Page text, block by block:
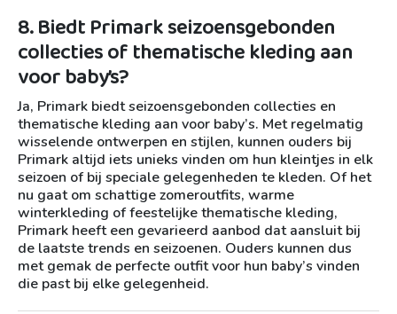
8. Biedt Primark seizoensgebonden
collecties of thematische kleding aan
voor baby’s?
Ja, Primark biedt seizoensgebonden collecties en
thematische kleding aan voor baby’s. Met regelmatig
wisselende ontwerpen en stijlen, kunnen ouders bij
Primark altijd iets unieks vinden om hun kleintjes in elk
seizoen of bij speciale gelegenheden te kleden. Of het
nu gaat om schattige zomeroutfits, warme
winterkleding of feestelijke thematische kleding,
Primark heeft een gevarieerd aanbod dat aansluit bij
de laatste trends en seizoenen. Ouders kunnen dus
met gemak de perfecte outfit voor hun baby’s vinden
die past bij elke gelegenheid.